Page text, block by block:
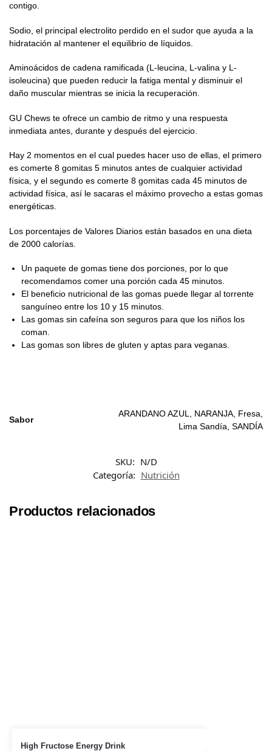
contigo.
Sodio, el principal electrolito perdido en el sudor que ayuda a la
hidratación al mantener el equilibrio de líquidos.
Aminoácidos de cadena ramificada (L-leucina, L-valina y L-
isoleucina) que pueden reducir la fatiga mental y disminuir el
daño muscular mientras se inicia la recuperación.
GU Chews te ofrece un cambio de ritmo y una respuesta
inmediata antes, durante y después del ejercicio.
Hay 2 momentos en el cual puedes hacer uso de ellas, el primero
es comerte 8 gomitas 5 minutos antes de cualquier actividad
física, y el segundo es comerte 8 gomitas cada 45 minutos de
actividad física, así le sacaras el máximo provecho a estas gomas
energéticas.
Los porcentajes de Valores Diarios están basados en una dieta
de 2000 calorías.
Un paquete de gomas tiene dos porciones, por lo que
recomendamos comer una porción cada 45 minutos.
El beneficio nutricional de las gomas puede llegar al torrente
sanguíneo entre los 10 y 15 minutos.
Las gomas sin cafeína son seguros para que los niños los
coman.
Las gomas son libres de gluten y aptas para veganas.
Sabor
ARANDANO AZUL, NARANJA, Fresa,
Lima Sandía, SANDÍA
SKU: N/D
Categoría: Nutrición
Productos relacionados
High Fructose Energy Drink